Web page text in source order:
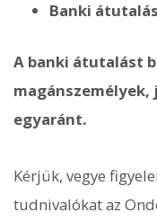
Banki
A banki átutalást
magánszemélyek,
egyaránt.
Kérjük, vegye
tudnivalókat az